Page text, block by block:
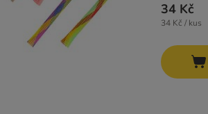
34 Kč
34 Kč / kus